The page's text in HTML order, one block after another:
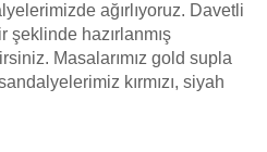
ağırlıyoruz. Davetli
şeklinde hazırlanmış
Masalarımız gold supla
kırmızı, siyah